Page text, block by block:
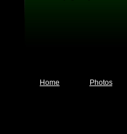
Home Photos